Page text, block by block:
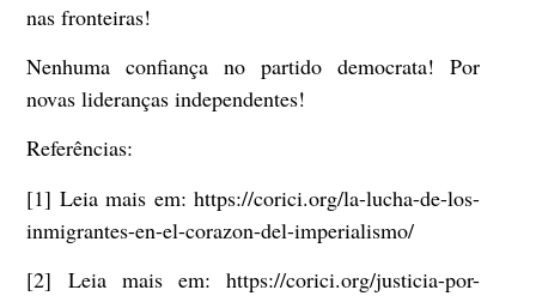
nas fronteiras!
Nenhuma confiança no partido democrata! Por
novas lideranças independentes!
Referências:
[1] Leia mais em: https://corici.org/la-lucha-de-los-
inmigrantes-en-el-corazon-del-imperialismo/
[2] Leia mais em: https://corici.org/justicia-por-